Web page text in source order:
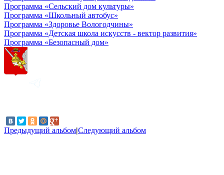
Программа «Сельский дом культуры»
Программа «Школьный автобус»
Программа «Здоровье Вологодчины»
Программа «Детская школа искусств - вектор развития»
Программа «Безопасный дом»
Предыдущий альбом|Следующий альбом